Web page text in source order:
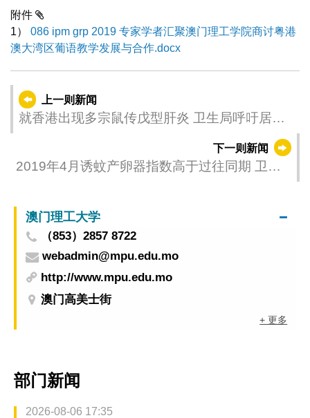
附件
1）
086 ipm grp 2019 专家学者汇聚澳门理工学院商讨粤港
澳大湾区葡语教学发展与合作.docx
上一则新闻
就香港出现多宗鼠传戊型肝炎 卫生局呼吁居民
下一则新闻
2019年4月诱蚊产卵器指数高于过往同期 卫生
澳门理工大学
（853）2857 8722
webadmin@mpu.edu.mo
http://www.mpu.edu.mo
澳门高美士街
+ 更多
部门新闻
2026-08-06 17:35